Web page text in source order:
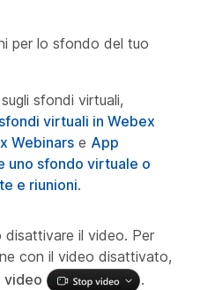
per lo sfondo del tuo
sfondi virtuali,
virtuali in Webex
Webinars e App
uno sfondo virtuale o
e riunioni.
il video. Per
con il video disattivato,
video .